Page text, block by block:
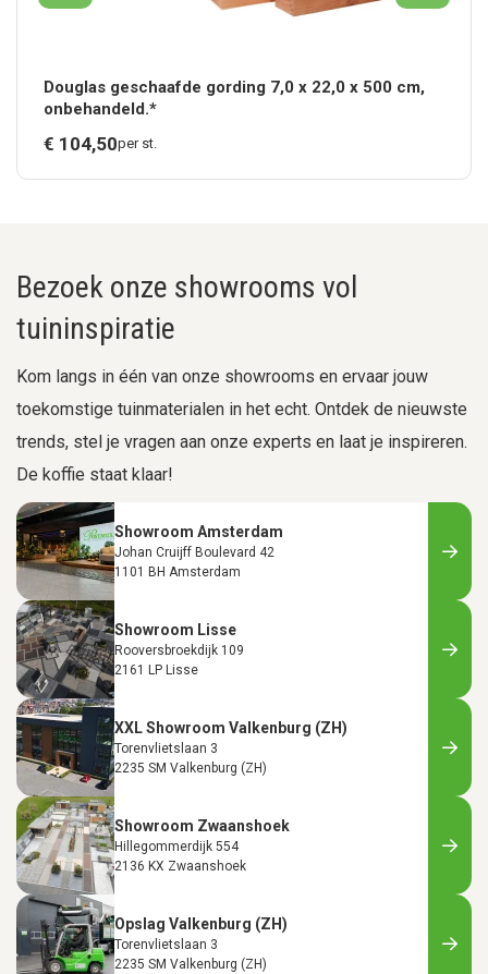
Douglas geschaafde gording 7,0 x 22,0 x 500 cm,
onbehandeld.*
€ 104,50per st.
Bezoek onze showrooms vol
tuininspiratie
Kom langs in één van onze showrooms en ervaar jouw
toekomstige tuinmaterialen in het echt. Ontdek de nieuwste
trends, stel je vragen aan onze experts en laat je inspireren.
De koffie staat klaar!
Showroom Amsterdam
Johan Cruijff Boulevard 42
1101 BH Amsterdam
Showroom Lisse
Rooversbroekdijk 109
2161 LP Lisse
XXL Showroom Valkenburg (ZH)
Torenvlietslaan 3
2235 SM Valkenburg (ZH)
Showroom Zwaanshoek
Hillegommerdijk 554
2136 KX Zwaanshoek
Opslag Valkenburg (ZH)
Torenvlietslaan 3
2235 SM Valkenburg (ZH)